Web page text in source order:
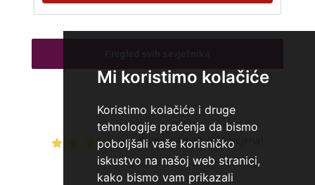
Mi koristimo kolačiće
Koristimo kolačiće i druge
tehnologije praćenja da bismo
poboljšali vaše korisničko
iskustvo na našoj web stranici,
kako bismo vam prikazali
Tarot savjetnik je zauzet
Broj tel: 064/600-600
tel:0,93€ - mob:1,12€ min
Ocjena: 4.6 / 5 (328 ocjena)